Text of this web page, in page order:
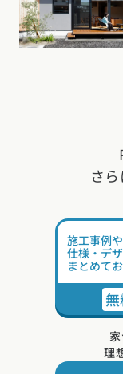
さ
施工事例や
仕様・デ
まとめて
理